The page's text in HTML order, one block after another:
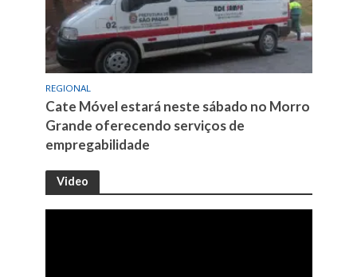
REGIONAL
Cate Móvel estará neste sábado no Morro
Grande oferecendo serviços de
empregabilidade
Video